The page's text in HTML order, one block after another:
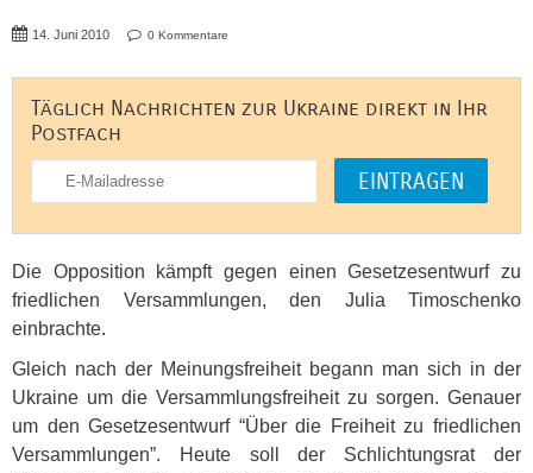
14. Juni 2010 0 Kommentare
Täglich Nachrichten zur Ukraine direkt in Ihr
Postfach
Die Opposition kämpft gegen einen Gesetzesentwurf zu
friedlichen Versammlungen, den Julia Timoschenko
einbrachte.
Gleich nach der Meinungsfreiheit begann man sich in der
Ukraine um die Versammlungsfreiheit zu sorgen. Genauer
um den Gesetzesentwurf “Über die Freiheit zu friedlichen
Versammlungen”. Heute soll der Schlichtungsrat der